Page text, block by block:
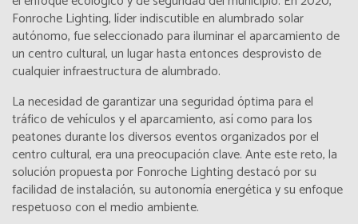
Fonroche Lighting, líder indiscutible en alumbrado solar
autónomo, fue seleccionado para iluminar el aparcamiento de
un centro cultural, un lugar hasta entonces desprovisto de
cualquier infraestructura de alumbrado.
La necesidad de garantizar una seguridad óptima para el
tráfico de vehículos y el aparcamiento, así como para los
peatones durante los diversos eventos organizados por el
centro cultural, era una preocupación clave. Ante este reto, la
solución propuesta por Fonroche Lighting destacó por su
facilidad de instalación, su autonomía energética y su enfoque
respetuoso con el medio ambiente.